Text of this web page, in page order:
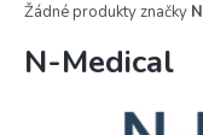
N-Medical
Žádné produkty značky